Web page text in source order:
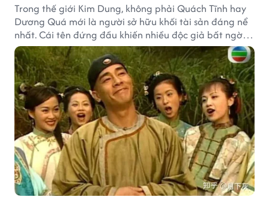
Trong thế giới Kim Dung, không phải Quách Tĩnh hay
Dương Quá mới là người sở hữu khối tài sản đáng nể
nhất. Cái tên đứng đầu khiến nhiều độc giả bất ngờ
bởi xuất thân của nhân vật này hoàn toàn không
giống một đại hiệp.